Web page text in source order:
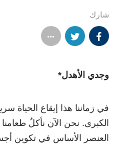
شارك
وجدي الأهدل*
في زماننا هذا إيقاع الحياة
الكبرى. نحن الآن نأكلُ
العنصر الأساس في تكوين